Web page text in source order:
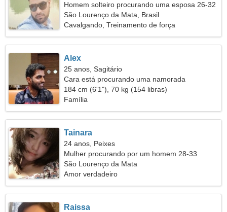
Homem solteiro procurando uma esposa 26-32
São Lourenço da Mata, Brasil
Cavalgando, Treinamento de força
Alex
25 anos, Sagitário
Cara está procurando uma namorada
184 cm (6'1"), 70 kg (154 libras)
Família
Tainara
24 anos, Peixes
Mulher procurando por um homem 28-33
São Lourenço da Mata
Amor verdadeiro
Raissa